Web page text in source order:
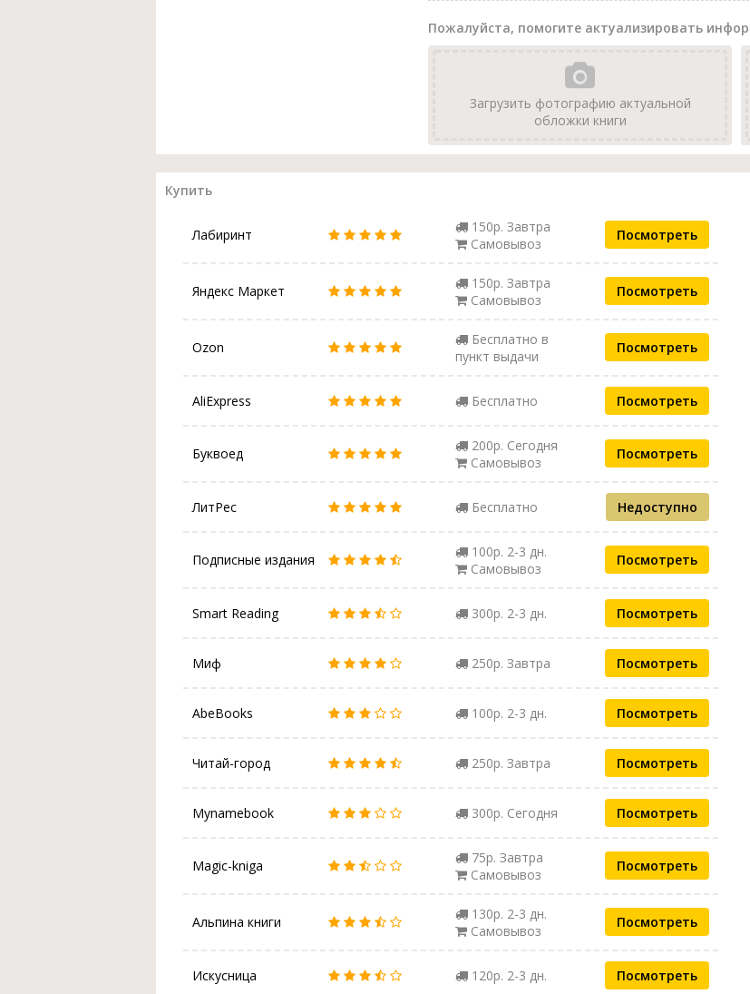
Пожалуйста, помогите актуализировать
Загрузить фотографию актуальной
обложки книги
Купить
Лабиринт
150р. Завтра
Самовывоз
Посмотреть
Яндекс Маркет
150р. Завтра
Самовывоз
Посмотреть
Ozon
Бесплатно в
пункт выдачи
Посмотреть
AliExpress Бесплатно Посмотреть
Буквоед
200р. Сегодня
Самовывоз
Посмотреть
ЛитРес Бесплатно Недоступно
Подписные издания
100р. 2-3 дн.
Самовывоз
Посмотреть
Smart Reading 300р. 2-3 дн. Посмотреть
Миф 250р. Завтра Посмотреть
AbeBooks 100р. 2-3 дн. Посмотреть
Читай-город 250р. Завтра Посмотреть
Mynamebook 300р. Сегодня Посмотреть
Magic-kniga
75р. Завтра
Самовывоз
Посмотреть
Альпина книги
130р. 2-3 дн.
Самовывоз
Посмотреть
Искусница 120р. 2-3 дн. Посмотреть